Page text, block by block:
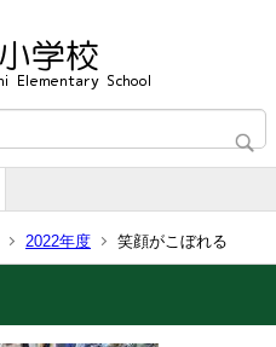
2022年度 笑顔がこぼれる